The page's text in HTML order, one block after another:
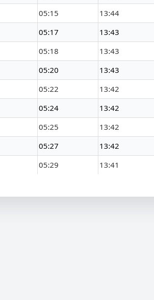
05:15 13:44
05:17 13:43
05:18 13:43
05:20 13:43
05:22 13:42
05:24 13:42
05:25 13:42
05:27 13:42
05:29 13:41